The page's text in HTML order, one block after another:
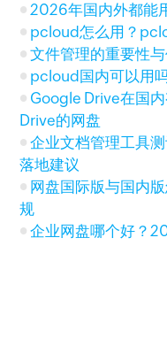
2026年国内外都能
pcloud怎么用？
文件管理的重要性
pcloud国内可以用
Google Drive在国
Drive的网盘
企业文档管理工具
落地建议
网盘国际版与国内
规
企业网盘哪个好？